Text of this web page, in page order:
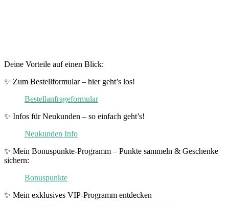
Deine Vorteile auf einen Blick:
✨ Zum Bestellformular – hier geht’s los!
Bestellanfrageformular
✨ Infos für Neukunden – so einfach geht’s!
Neukunden Info
✨ Mein Bonuspunkte-Programm – Punkte sammeln & Geschenke
sichern:
Bonuspunkte
✨ Mein exklusives VIP-Programm entdecken